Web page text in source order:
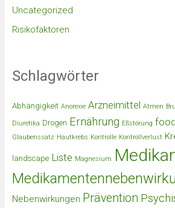
Uncategorized
Risikofaktoren
Schlagwörter
Abhängigkeit Anorexie Arzneimittel Atmen
Diuretika Drogen Ernährung Eßstörung food
Glaubenssatz Hautkrebs Kontrolle Kontrollverlust
landscape Liste Magnesium
Nebenwirkungen Prävention